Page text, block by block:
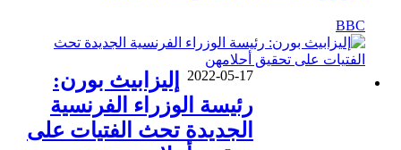
BBC
2022-05-17
إليزابيث بورن:
رئيسة الوزراء الفرنسية
الجديدة تحث الفتيات على